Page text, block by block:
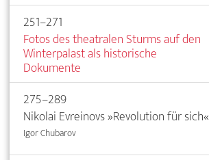
251–271
Fotos des theatralen Sturms auf den
Winterpalast als historische
Dokumente
275–289
Nikolai Evreinovs »Revolution für sich«
Igor Chubarov